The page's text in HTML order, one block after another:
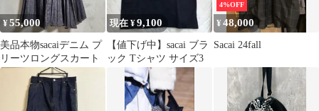
¥55,000
美品本物sacaiデニム プ
リーツロングスカート
現在 ¥9,100
【値下げ中】sacai ブラ
ック Tシャツ サイズ3
4%OFF
¥48,000
Sacai 24fall